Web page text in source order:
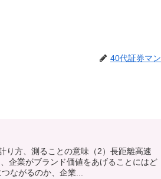
40代証券マン
り方、測ることの意味（2）長距離高速
企業がブランド価値をあげることにはど
ながるのか、企業...